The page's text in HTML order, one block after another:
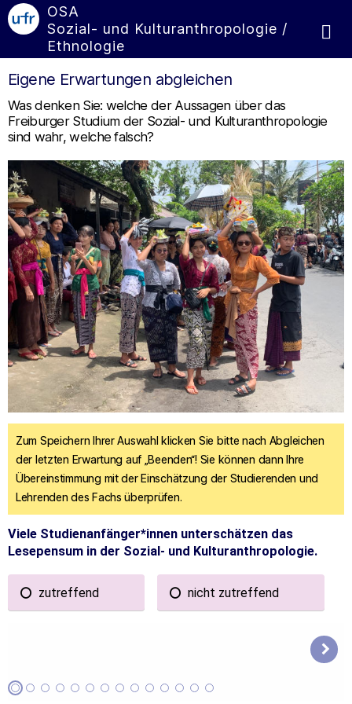
OSA
Sozial- und Kulturanthropologie /
Ethnologie
Eigene Erwartungen abgleichen
Was denken Sie: welche der Aussagen über das
Freiburger Studium der Sozial- und Kulturanthropologie
sind wahr, welche falsch?
Zum Speichern Ihrer Auswahl klicken Sie bitte nach Abgleichen
der letzten Erwartung auf „Beenden“! Sie können dann Ihre
Übereinstimmung mit der Einschätzung der Studierenden und
Lehrenden des Fachs überprüfen.